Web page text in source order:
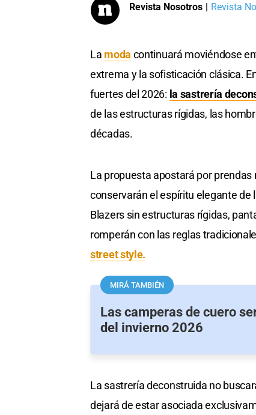
Revista Nosotros | Revista
La moda continuará moviéndose
extrema y la sofisticación clásica.
fuertes del 2026: la sastrería
de las estructuras rígidas, las
décadas.
La propuesta apostará por
conservarán el espíritu elegante
Blazers sin estructuras rígidas,
romperán con las reglas
street style.
MIRÁ TAMBIÉN
Las camperas de cuero
del invierno 2026
La sastrería deconstruida no
dejará de estar asociada